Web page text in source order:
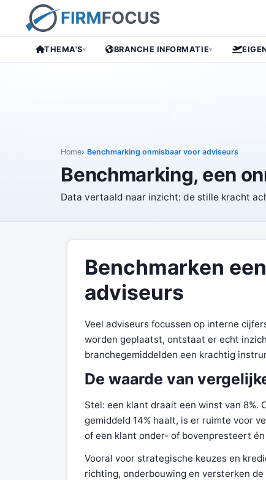
THEMA'S▾ BRANCHE INFORMATIE▾
Home Benchmarking onmisbaar voor adviseurs
Benchmarking, een
Data vertaald naar inzicht: de stille kracht
Benchmarken
adviseurs
Veel adviseurs focussen op interne
worden geplaatst, ontstaat er echt
branchegemiddelden een krachtig
De waarde van
Stel: een klant draait een winst van 8%.
gemiddeld 14% haalt, is er ruimte voor
of een klant onder- of bovenpresteert
Vooral voor strategische keuzes en
richting, onderbouwing en versterken